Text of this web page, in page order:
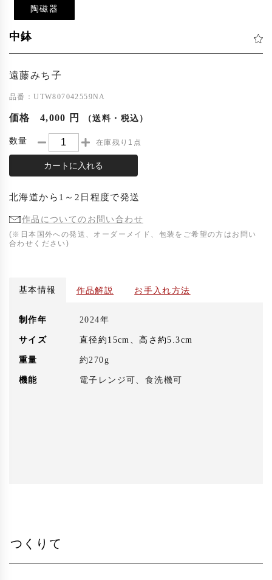
陶磁器
中鉢
遠藤みち子
品番：UTW807042559NA
価格 4,000 円 （送料・税込）
数量 在庫残り1点
カートに入れる
北海道から 1～2日程度で発送
作品についてのお問い合わせ
(※日本国外への発送、オーダーメイド、包装をご希望の方はお問い
合わせください)
基本情報 作品解説 お手入れ方法
制作年 2024年
サイズ 直径約15cm、高さ約5.3cm
重量 約270g
機能 電子レンジ可、食洗機可
つくりて